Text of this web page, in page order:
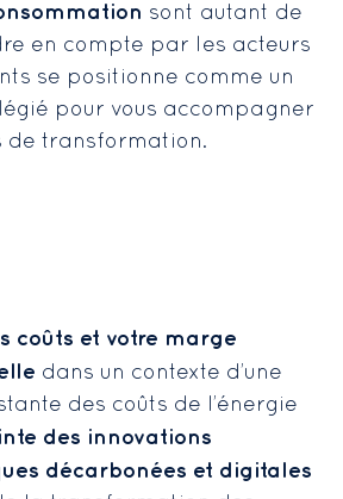
sont autant de
en compte par les acteurs
se positionne comme un
pour vous accompagner
de transformation.
coûts et votre marge
dans un contexte d’une
des coûts de l’énergie
des innovations
décarbonées et digitales